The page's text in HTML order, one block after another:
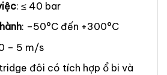
: ≤ 40 bar
: –50°C đến +300°C
– 5 m/s
đôi có tích hợp ổ bi và